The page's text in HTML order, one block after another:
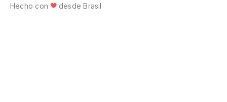
Hecho con
desde Brasil